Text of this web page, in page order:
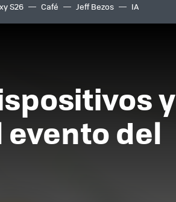
S26 Café Jeff Bezos IA
y
del